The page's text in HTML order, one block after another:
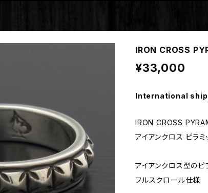
IRON CROSS
¥33,000
International
IRON CROSS
アイアンクロス ピラミ
アイアンクロス型のピ
フルスクロール仕様